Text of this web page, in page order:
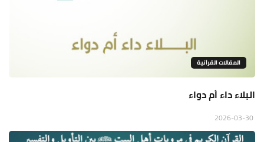
المقالات القراَنية
البلاء داء أم دواء